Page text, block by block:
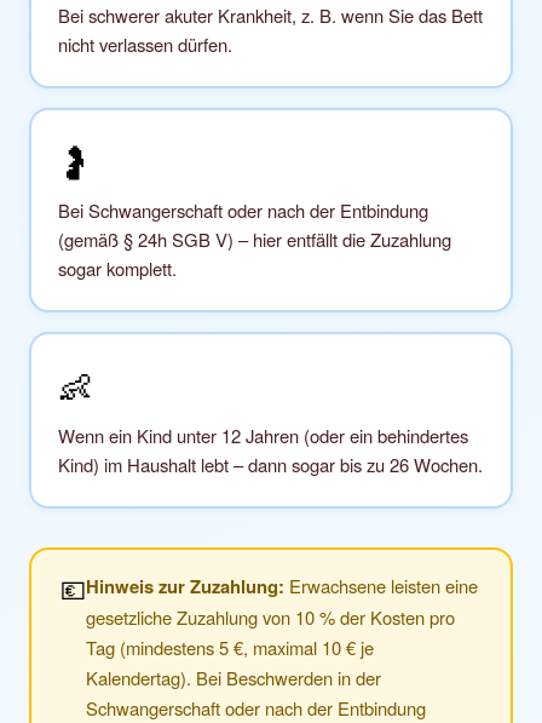
Bei schwerer akuter Krankheit, z. B. wenn Sie das Bett
nicht verlassen dürfen.
🤰
Bei Schwangerschaft oder nach der Entbindung
(gemäß § 24h SGB V) – hier entfällt die Zuzahlung
sogar komplett.
👶
Wenn ein Kind unter 12 Jahren (oder ein behindertes
Kind) im Haushalt lebt – dann sogar bis zu 26 Wochen.
💶Hinweis zur Zuzahlung: Erwachsene leisten eine
gesetzliche Zuzahlung von 10 % der Kosten pro
Tag (mindestens 5 €, maximal 10 € je
Kalendertag). Bei Beschwerden in der
Schwangerschaft oder nach der Entbindung